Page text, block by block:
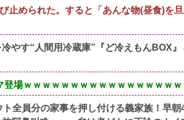
止められた。すると「あんな物(昼食)を
やす“人間用冷蔵庫”『ど冷えもんBOX
登場ｗｗｗｗｗｗｗｗｗｗｗｗｗｗｗｗｗ
全員分の家事を押し付ける義家族！早